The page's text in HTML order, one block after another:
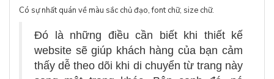
Có sự nhất quán về màu sắc chủ đạo, font chữ, size chữ.
Đó là những điều cần biết khi thiết kế
website sẽ giúp khách hàng của bạn cảm
thấy dễ theo dõi khi di chuyển từ trang này